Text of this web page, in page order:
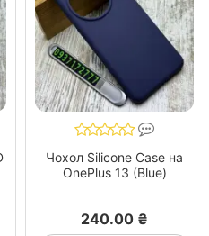
Чохол Silicone Case на
OnePlus 13 (Blue)
240.00 ₴